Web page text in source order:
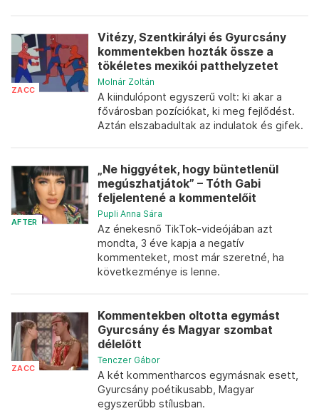
ZACC
Vitézy, Szentkirályi és Gyurcsány
kommentekben hozták össze a
tökéletes mexikói patthelyzetet
Molnár Zoltán
A kiindulópont egyszerű volt: ki akar a
fővárosban pozíciókat, ki meg fejlődést.
Aztán elszabadultak az indulatok és gifek.
AFTER
„Ne higgyétek, hogy büntetlenül
megúszhatjátok” – Tóth Gabi
feljelentené a kommentelőit
Pupli Anna Sára
Az énekesnő TikTok-videójában azt
mondta, 3 éve kapja a negatív
kommenteket, most már szeretné, ha
következménye is lenne.
ZACC
Kommentekben oltotta egymást
Gyurcsány és Magyar szombat
délelőtt
Tenczer Gábor
A két kommentharcos egymásnak esett,
Gyurcsány poétikusabb, Magyar
egyszerűbb stílusban.